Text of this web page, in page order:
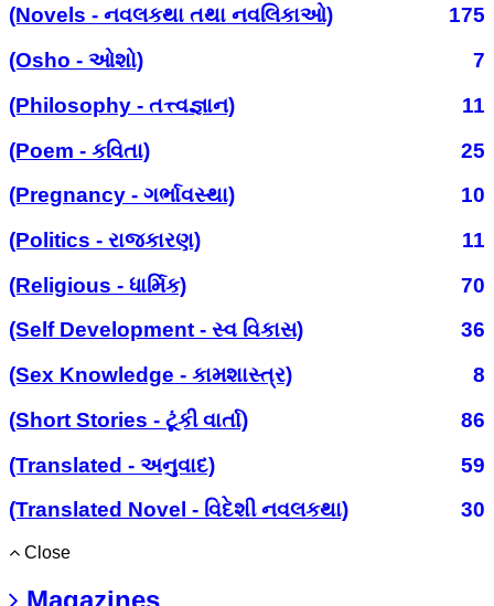
(Novels - નવલકથા તથા નવલિકાઓ)
175
(Osho - ઓશો)
7
(Philosophy - તત્ત્વજ્ઞાન)
11
(Poem - કવિતા)
25
(Pregnancy - ગર્ભાવસ્થા)
10
(Politics - રાજકારણ)
11
(Religious - ધાર્મિક)
70
(Self Development - સ્વ વિકાસ)
36
(Sex Knowledge - કામશાસ્ત્ર)
8
(Short Stories - ટૂંકી વાર્તા)
86
(Translated - અનુવાદ)
59
(Translated Novel - વિદેશી નવલકથા)
30
Close
Magazines